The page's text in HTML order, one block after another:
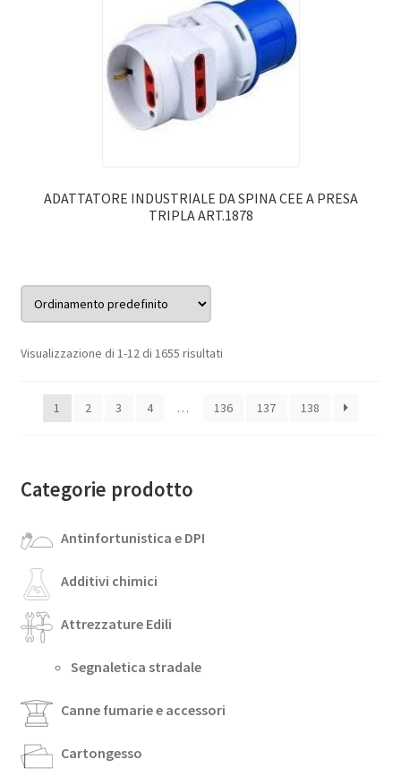
ADATTATORE INDUSTRIALE DA SPINA CEE A PRESA
TRIPLA ART.1878
Visualizzazione di 1-12 di 1655 risultati
1 2 3 4 … 136 137 138
Categorie prodotto
Antinfortunistica e DPI
Additivi chimici
Attrezzature Edili
Segnaletica stradale
Canne fumarie e accessori
Cartongesso